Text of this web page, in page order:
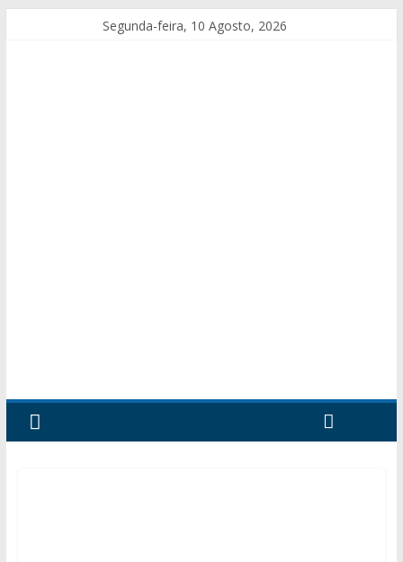
Segunda-feira, 10 Agosto, 2026